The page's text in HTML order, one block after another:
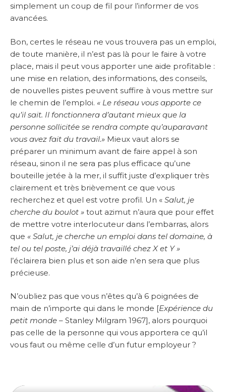
simplement un coup de fil pour l’informer de vos
avancées.
Bon, certes le réseau ne vous trouvera pas un emploi,
de toute manière, il n’est pas là pour le faire à votre
place, mais il peut vous apporter une aide profitable :
une mise en relation, des informations, des conseils,
de nouvelles pistes peuvent suffire à vous mettre sur
le chemin de l’emploi. « Le réseau vous apporte ce
qu’il sait. Il fonctionnera d’autant mieux que la
personne sollicitée se rendra compte qu’auparavant
vous avez fait du travail.» Mieux vaut alors se
préparer un minimum avant de faire appel à son
réseau, sinon il ne sera pas plus efficace qu’une
bouteille jetée à la mer, il suffit juste d’expliquer très
clairement et très brièvement ce que vous
recherchez et quel est votre profil. Un « Salut, je
cherche du boulot » tout azimut n’aura que pour effet
de mettre votre interlocuteur dans l’embarras, alors
que « Salut, je cherche un emploi dans tel domaine, à
tel ou tel poste, j’ai déjà travaillé chez X et Y »
l’éclairera bien plus et son aide n’en sera que plus
précieuse.
N’oubliez pas que vous n’êtes qu’à 6 poignées de
main de n’importe qui dans le monde [Expérience du
petit monde – Stanley Milgram 1967], alors pourquoi
pas celle de la personne qui vous apportera ce qu’il
vous faut ou même celle d’un futur employeur ?